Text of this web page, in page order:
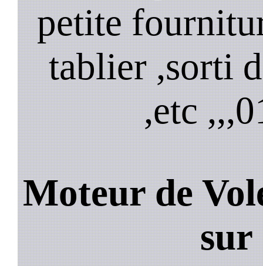
petite
tablier ,sorti
,etc ,,,
Moteur de
sur